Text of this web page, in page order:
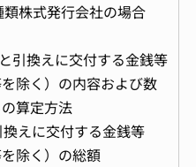
株式発行会社の場合
引換えに交付する金銭等
除く）の内容および数
算定方法
えに交付する金銭等
除く）の総額